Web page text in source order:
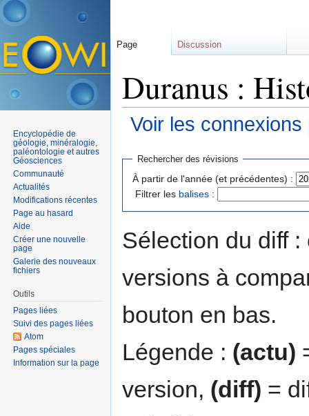
Duranus :
Voir les
Rechercher des révisions
À partir de l'année (et précédentes) :
Filtrer les balises :
Sélection du diff
versions à
bouton en bas.
Légende : (actu)
version, (diff) =
Page Discussion
Encyclopédie de
géologie, minéralogie,
paléontologie et autres
Géosciences
Communauté
Actualités
Modifications récentes
Page au hasard
Aide
Créer une nouvelle
page
Galerie des nouveaux
fichiers
Outils
Pages liées
Suivi des pages liées
Atom
Pages spéciales
Information sur la page